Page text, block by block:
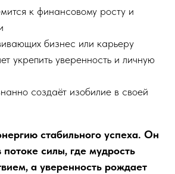
к финансовому росту и
бизнес или карьеру
укрепить уверенность и личную
создаёт изобилие в своей
стабильного успеха. Он
силы, где мудрость
а уверенность рождает